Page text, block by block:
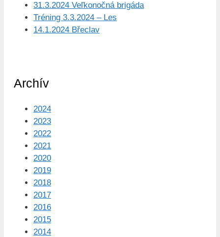
31.3.2024 Veľkonočná brigáda
Tréning 3.3.2024 – Les
14.1.2024 Břeclav
Archív
2024
2023
2022
2021
2020
2019
2018
2017
2016
2015
2014